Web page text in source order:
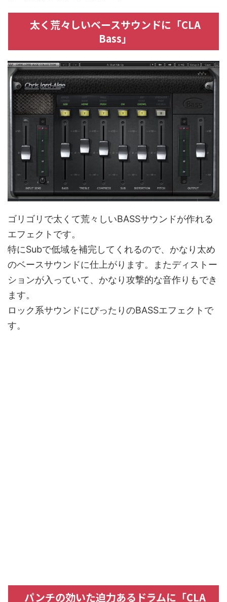
太く荒々しいベースサウンドに「CLA
Bass」
ゴリゴリで太くて荒々しいBASSサウンドが作れる
エフェクトです。
特にSubで低域を補完してくれるので、かなり太め
のベースサウンドに仕上がります。またディストー
ションが入っていて、かなり攻撃的な音作りもでき
ます。
ロック系サウンドにぴったりのBASSエフェクトで
す。
パンチの効いた迫力あるドラムに「CLA